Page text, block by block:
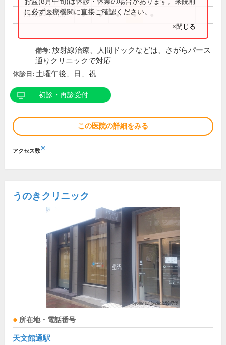
13:30～17:00 ● ● ● ●
に必ず医療機関に直接ご確認ください。
×閉じる
備考: 放射線治療、人間ドックなどは、さがらパース
通りクリニックで対応
休診日: 土曜午後、日、祝
初診・再診受付
この医院の詳細をみる
アクセス数※
うのきクリニック
所在地・電話番号
天文館通駅